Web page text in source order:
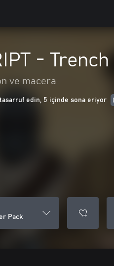
-
ve macera
tasarruf edin, 5 içinde sona eriyor
Pack